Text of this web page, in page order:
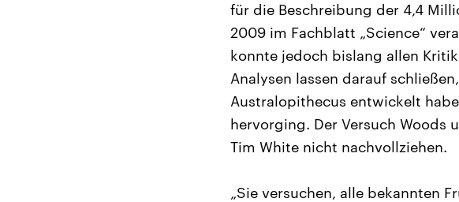
für die Beschreibung der 4,4
2009 im Fachblatt „Science“
konnte jedoch bislang allen
Analysen lassen darauf
Australopithecus entwickelt
hervorging. Der Versuch Woods
Tim White nicht nachvollziehen.
„Sie versuchen, alle bekannten